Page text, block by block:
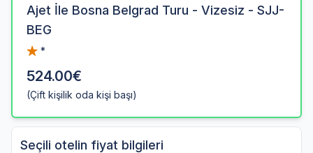
Ajet İle Bosna Belgrad Turu - Vizesiz - SJJ-
BEG
*
524.00€
(Çift kişilik oda kişi başı)
Seçili otelin fiyat bilgileri